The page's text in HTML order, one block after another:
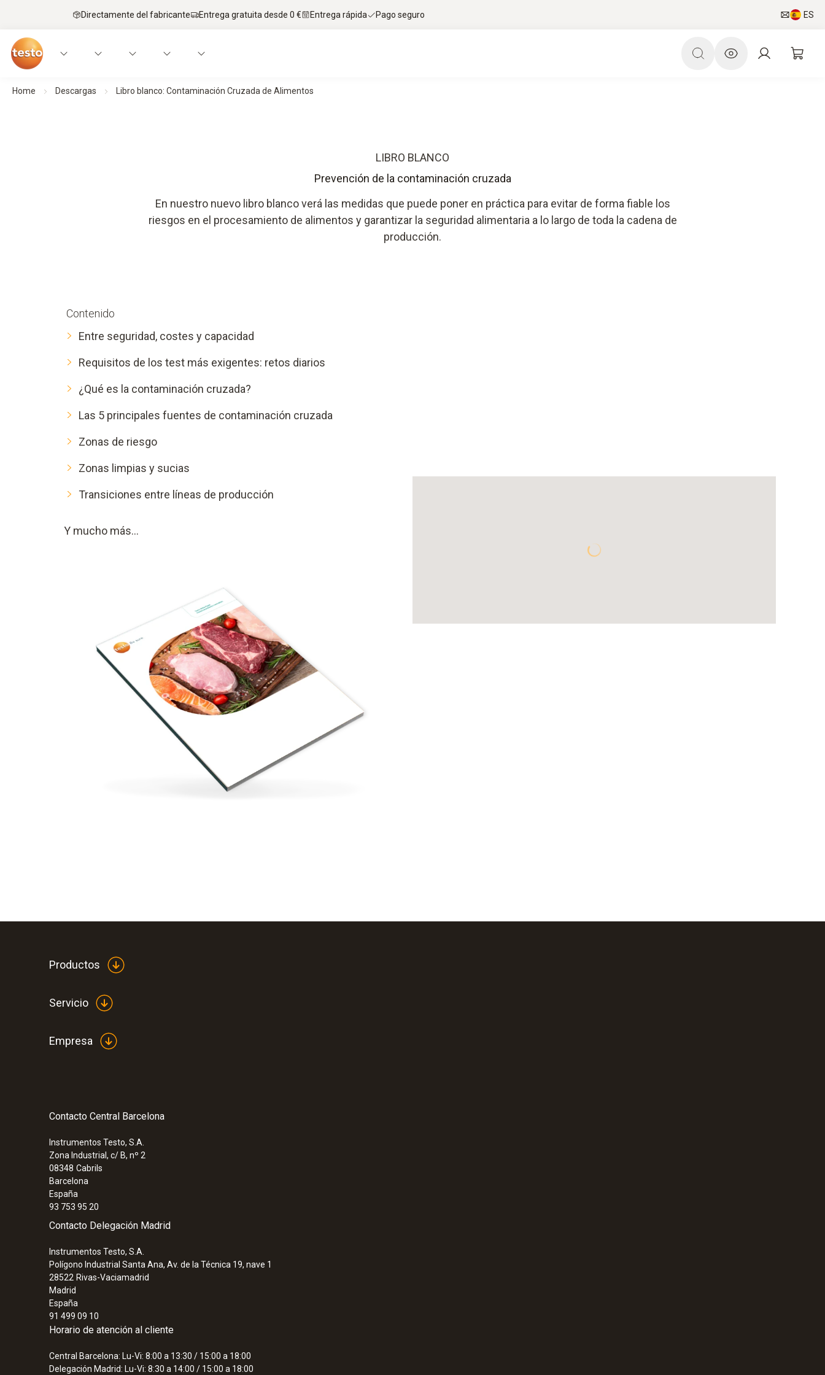
Directamente del fabricante Entrega gratuita desde 0 € Entrega rápida Pago seguro ES
Home Descargas Libro blanco: Contaminación Cruzada de Alimentos
LIBRO BLANCO
Prevención de la contaminación cruzada
En nuestro nuevo libro blanco verá las medidas que puede poner en práctica para evitar de forma fiable los
riesgos en el procesamiento de alimentos y garantizar la seguridad alimentaria a lo largo de toda la cadena de
producción.
Contenido
Entre seguridad, costes y capacidad
Requisitos de los test más exigentes: retos diarios
¿Qué es la contaminación cruzada?
Las 5 principales fuentes de contaminación cruzada
Zonas de riesgo
Zonas limpias y sucias
Transiciones entre líneas de producción
Y mucho más...
Productos
Servicio
Empresa
Contacto Central Barcelona
Instrumentos Testo, S.A.
Zona Industrial, c/ B, nº 2
08348 Cabrils
Barcelona
España
93 753 95 20
Contacto Delegación Madrid
Instrumentos Testo, S.A.
Polígono Industrial Santa Ana, Av. de la Técnica 19, nave 1
28522 Rivas-Vaciamadrid
Madrid
España
91 499 09 10
Horario de atención al cliente
Central Barcelona: Lu-Vi: 8:00 a 13:30 / 15:00 a 18:00
Delegación Madrid: Lu-Vi: 8:30 a 14:00 / 15:00 a 18:00